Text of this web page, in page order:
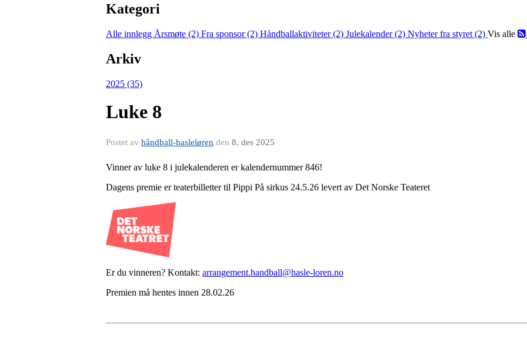
Kategori
Alle innlegg Årsmøte (2) Fra sponsor (2) Håndballaktiviteter (2) Julekalender (2) Nyheter fra styret (2) Vis alle
Arkiv
2025 (35)
Luke 8
Postet av håndball-hasleløren den 8. des 2025
Vinner av luke 8 i julekalenderen er kalendernummer 846!
Dagens premie er teaterbilletter til Pippi På sirkus 24.5.26 levert av Det Norske Teateret
Er du vinneren? Kontakt: arrangement.handball@hasle-loren.no
Premien må hentes innen 28.02.26